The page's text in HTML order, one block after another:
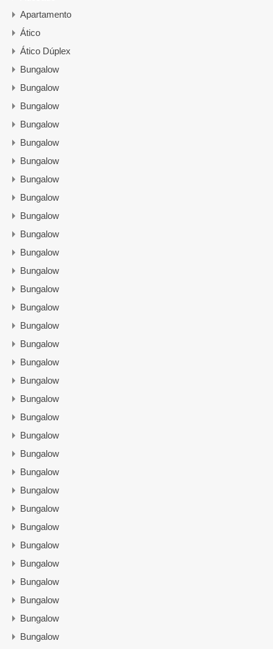
Apartamento
Ático
Ático Dúplex
Bungalow
Bungalow
Bungalow
Bungalow
Bungalow
Bungalow
Bungalow
Bungalow
Bungalow
Bungalow
Bungalow
Bungalow
Bungalow
Bungalow
Bungalow
Bungalow
Bungalow
Bungalow
Bungalow
Bungalow
Bungalow
Bungalow
Bungalow
Bungalow
Bungalow
Bungalow
Bungalow
Bungalow
Bungalow
Bungalow
Bungalow
Bungalow